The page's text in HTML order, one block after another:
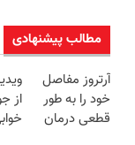
مطالب پیشنهادی
آرتروز مفاصل
خود را به طور
قطعی درمان
از